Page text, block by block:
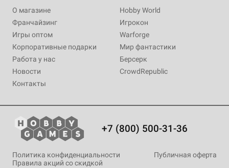
О магазине
Франчайзинг
Игры оптом
Корпоративные подарки
Работа у нас
Новости
Контакты
Hobby World
Игрокон
Warforge
Мир фантастики
Берсерк
CrowdRepublic
+7 (800) 500-31-36
Политика конфиденциальности
Публичная оферта
Правила акций со скидкой